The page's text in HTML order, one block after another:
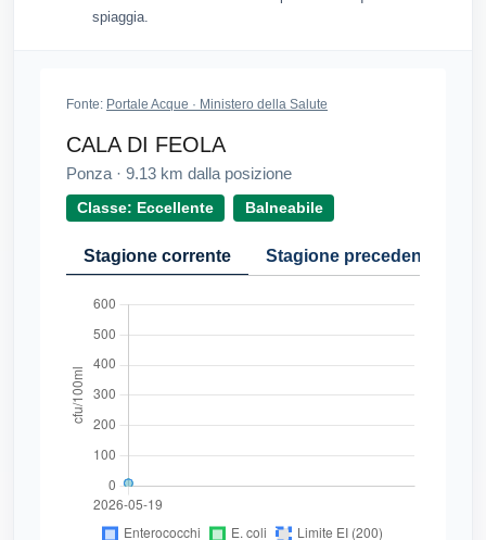
spiaggia.
Fonte: Portale Acque · Ministero della Salute
CALA DI FEOLA
Ponza · 9.13 km dalla posizione
Classe: Eccellente Balneabile
Stagione corrente Stagione precedente